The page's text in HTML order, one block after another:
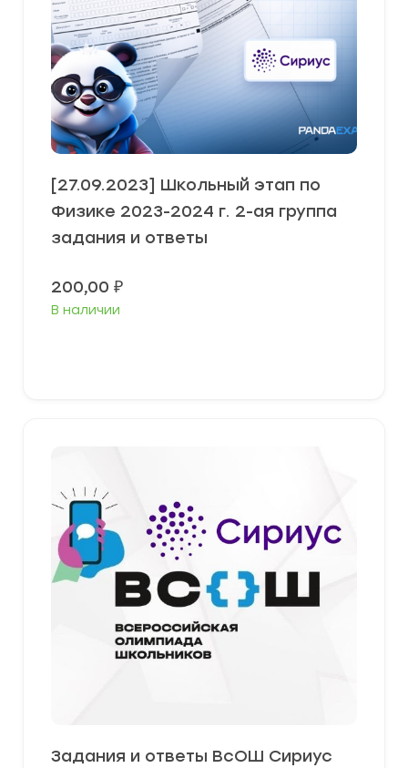
[27.09.2023] Школьный этап по
Физике 2023-2024 г. 2-ая группа
задания и ответы
200,00 ₽
В наличии
Задания и ответы ВсОШ Сириус